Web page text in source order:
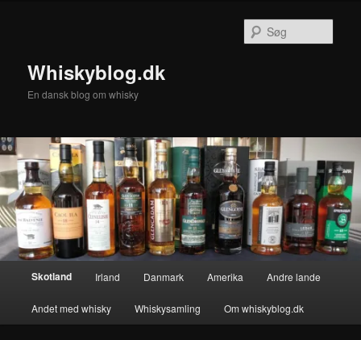
Whiskyblog.dk
En dansk blog om whisky
Hovedmenu
Skotland Irland Danmark Amerika Andre lande
Andet med whisky Whiskysamling Om whiskyblog.dk